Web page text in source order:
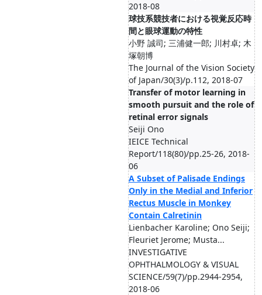
2018-08
球技系競技者における視覚反応時
間と眼球運動の特性
小野 誠司; 三浦健一郎; 川村卓; 木
塚朝博
The Journal of the Vision Society
of Japan/30(3)/p.112, 2018-07
Transfer of motor learning in
smooth pursuit and the role of
retinal error signals
Seiji Ono
IEICE Technical
Report/118(80)/pp.25-26, 2018-
06
A Subset of Palisade Endings
Only in the Medial and Inferior
Rectus Muscle in Monkey
Contain Calretinin
Lienbacher Karoline; Ono Seiji;
Fleuriet Jerome; Musta...
INVESTIGATIVE
OPHTHALMOLOGY & VISUAL
SCIENCE/59(7)/pp.2944-2954,
2018-06